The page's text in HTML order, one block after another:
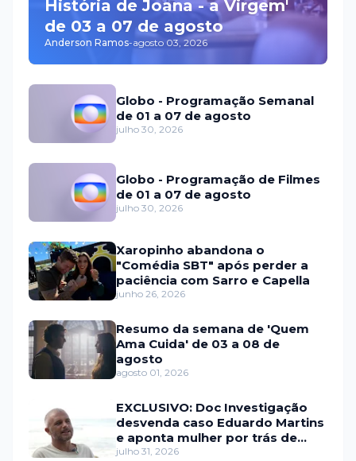
História de Joana - a Virgem'
de 03 a 07 de agosto
Anderson Ramos-agosto 03, 2026
Globo - Programação Semanal
de 01 a 07 de agosto
julho 30, 2026
Globo - Programação de Filmes
de 01 a 07 de agosto
julho 30, 2026
Xaropinho abandona o
"Comédia SBT" após perder a
paciência com Sarro e Capella
junho 26, 2026
Resumo da semana de 'Quem
Ama Cuida' de 03 a 08 de
agosto
agosto 01, 2026
EXCLUSIVO: Doc Investigação
desvenda caso Eduardo Martins
e aponta mulher por trás de
fraude internacional
julho 31, 2026